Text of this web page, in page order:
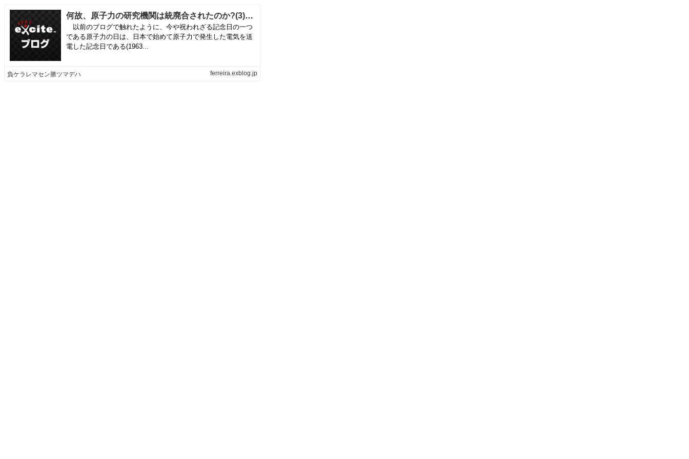
何故、原子力の研究機関は統廃合されたのか?(3)赤い原研(その1)～菊池理事長の空白の3時間と宙ぶらりんの3ヶ月余～ | 負ケラレマセン勝ツマデハ
以前のブログで触れたように、今や祝われざる記念日の一つ
である原子力の日は、日本で始めて原子力で発生した電気を送
電した記念日である(1963...
負ケラレマセン勝ツマデハ ferreira.exblog.jp